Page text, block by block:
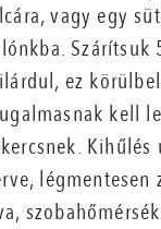
vagy egy
Szárítsuk
ez
kell
Kihűlés
légmentesen